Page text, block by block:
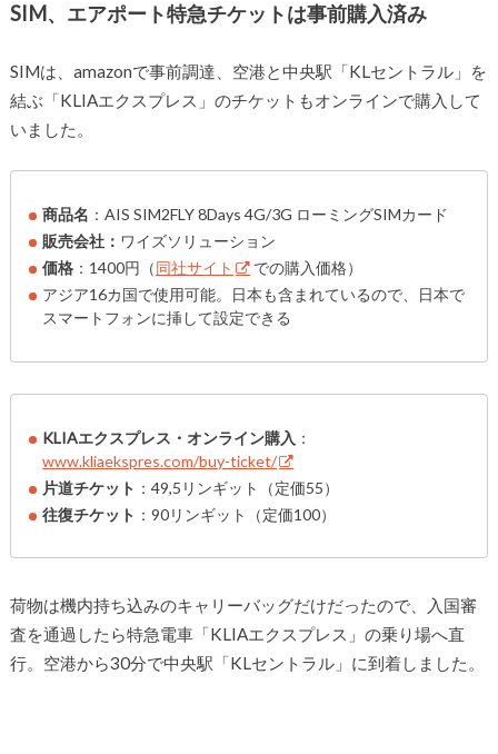
SIM、エアポート特急チケットは事前購入済み
SIMは、amazonで事前調達、空港と中央駅「KLセントラル」を
結ぶ「KLIAエクスプレス」のチケットもオンラインで購入して
いました。
商品名 ：AIS SIM2FLY 8Days 4G/3G ローミングSIMカード
販売会社： ワイズソリューション
価格 ：1400円（同社サイト
での購入価格）
アジア16カ国で使用可能。日本も含まれているので、日本で
スマートフォンに挿して設定できる
KLIAエクスプレス・オンライン購入 ：
www.kliaekspres.com/buy-ticket/
片道チケット ：49,5リンギット（定価55）
往復チケット ：90リンギット（定価100）
荷物は機内持ち込みのキャリーバッグだけだったので、入国審
査を通過したら特急電車「KLIAエクスプレス」の乗り場へ直
行。空港から30分で中央駅「KLセントラル」に到着しました。